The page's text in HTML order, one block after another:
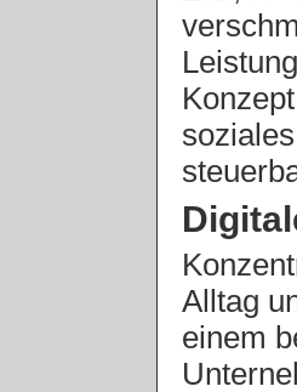
Alltag
einem